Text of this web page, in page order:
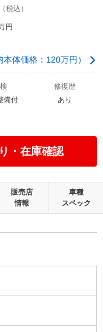
税込）
円
体価格：120万円）
備付
修復歴
あり
・在庫確認
販売店
情報
車種
スペック